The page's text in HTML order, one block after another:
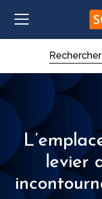
Rechercher
levier